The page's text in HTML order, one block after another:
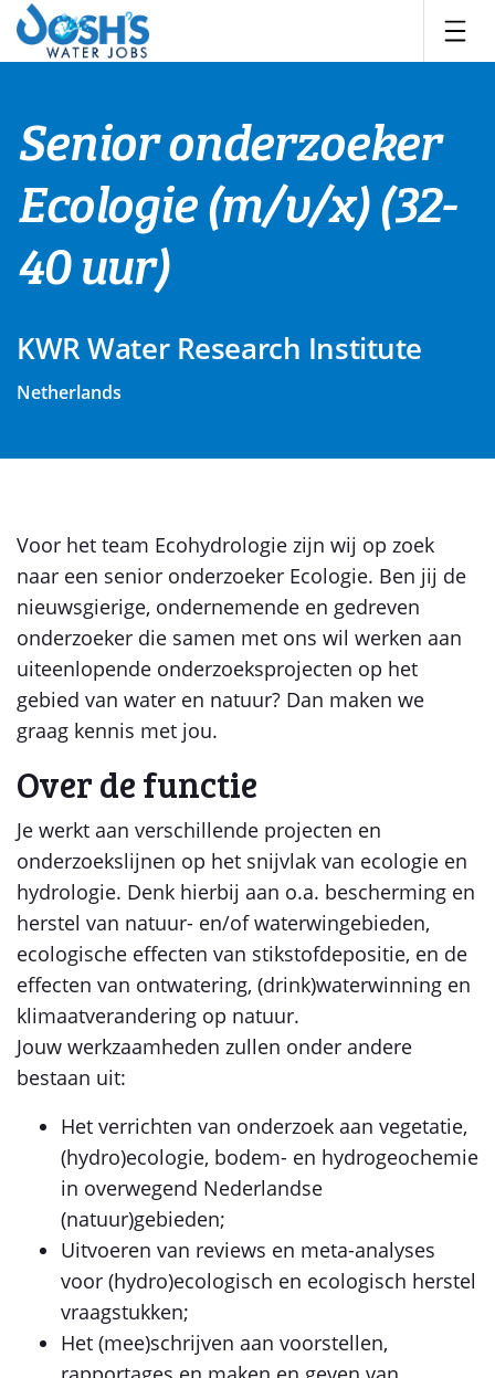
Skip
content
Senior onderzoeker
Ecologie (m/v/x) (32-
40 uur)
KWR Water Research Institute
Netherlands
Voor het team Ecohydrologie zijn wij op zoek
naar een senior onderzoeker Ecologie. Ben jij de
nieuwsgierige, ondernemende en gedreven
onderzoeker die samen met ons wil werken aan
uiteenlopende onderzoeksprojecten op het
gebied van water en natuur? Dan maken we
graag kennis met jou.
Over de functie
Je werkt aan verschillende projecten en
onderzoekslijnen op het snijvlak van ecologie en
hydrologie. Denk hierbij aan o.a. bescherming en
herstel van natuur- en/of waterwingebieden,
ecologische effecten van stikstofdepositie, en de
effecten van ontwatering, (drink)waterwinning en
klimaatverandering op natuur.
Jouw werkzaamheden zullen onder andere
bestaan uit:
Het verrichten van onderzoek aan vegetatie,
(hydro)ecologie, bodem- en hydrogeochemie
in overwegend Nederlandse
(natuur)gebieden;
Uitvoeren van reviews en meta-analyses
voor (hydro)ecologisch en ecologisch herstel
vraagstukken;
Het (mee)schrijven aan voorstellen,